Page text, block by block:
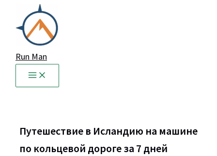
содержимому
Run Man
Путешествие в Исландию на машине
по кольцевой дороге за 7 дней